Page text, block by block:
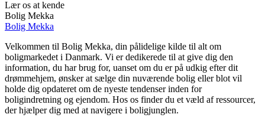
Lær os at kende
Bolig Mekka
Bolig Mekka
Velkommen til Bolig Mekka, din pålidelige kilde til alt om
boligmarkedet i Danmark. Vi er dedikerede til at give dig den
information, du har brug for, uanset om du er på udkig efter dit
drømmehjem, ønsker at sælge din nuværende bolig eller blot vil
holde dig opdateret om de nyeste tendenser inden for
boligindretning og ejendom. Hos os finder du et væld af ressourcer,
der hjælper dig med at navigere i boligjunglen.